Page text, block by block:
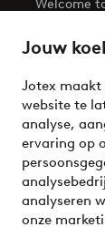
Jouw
Jotex maakt
website te
analyse,
ervaring op
analyseren
onze
Welcome
your
Wil